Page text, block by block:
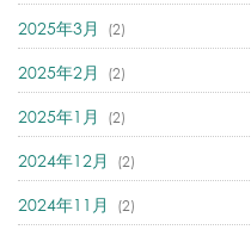
2025年3月 (2)
2025年2月 (2)
2025年1月 (2)
2024年12月 (2)
2024年11月 (2)